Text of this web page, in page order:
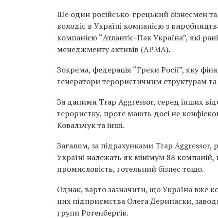
Ще один російсько-грецький бізнесмен та
володіє в Україні компанією з
компанією “Атлантіс-Пак Україна”, які
менеджменту активів (АРМА).
Зокрема, федерація “Греки Росії”, яку
генератори терористичним структурам
За даними Trap Aggressor, серед інших
терористку, проте мають досі не
Ковальчук та інші.
Загалом, за підрахунками Trap Aggressor,
Україні належать як мінімум 88
промисловість, готельний бізнес тощо.
Однак, варто зазначити, що Україна вже
них підприємства Олега Дерипаски,
групи Ротенбергів.